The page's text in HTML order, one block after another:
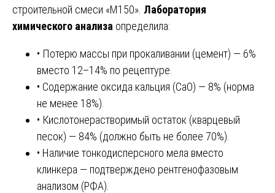
строительной смеси «М150». Лаборатория
химического анализа определила:
• Потерю массы при прокаливании (цемент) — 6%
вместо 12–14% по рецептуре.
• Содержание оксида кальция (CaO) — 8% (норма
не менее 18%).
• Кислотонерастворимый остаток (кварцевый
песок) — 84% (должно быть не более 70%).
• Наличие тонкодисперсного мела вместо
клинкера — подтверждено рентгенофазовым
анализом (РФА).